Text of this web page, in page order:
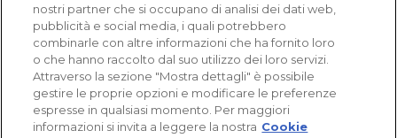
1.640 recensioni
Eccellente (4,8)
Acquisti verificati
nostri partner che si occupano di analisi dei dati web,
pubblicità e social media, i quali potrebbero
combinarle con altre informazioni che ha fornito loro
o che hanno raccolto dal suo utilizzo dei loro servizi.
Attraverso la sezione "Mostra dettagli" è possibile
gestire le proprie opzioni e modificare le preferenze
espresse in qualsiasi momento. Per maggiori
informazioni si invita a leggere la nostra Cookie